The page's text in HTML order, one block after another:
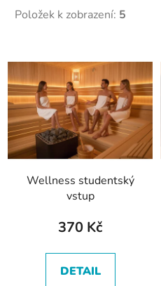
Položek k zobrazení: 5
V
ý
p
i
s
p
r
Wellness studentský
vstup
370 Kč
DETAIL